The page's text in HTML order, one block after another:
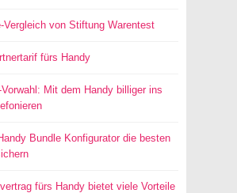
Vergleich von Stiftung Warentest
fürs Handy
Mit dem Handy billiger ins
Bundle Konfigurator die besten
fürs Handy bietet viele Vorteile